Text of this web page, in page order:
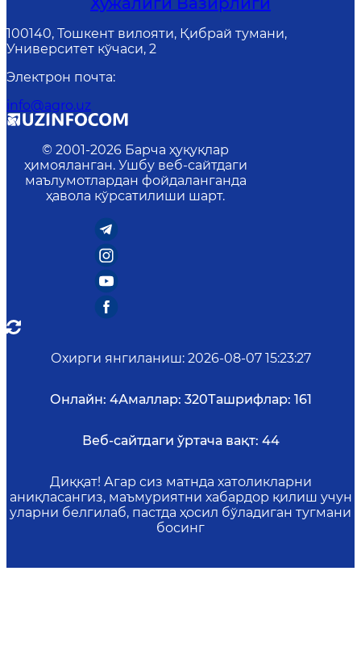
100140, Тошкент вилояти, Қибрай тумани,
Университет кўчаси, 2
Электрон почта:
info@agro.uz
© 2001-2026 Барча ҳуқуқлар
ҳимояланган. Ушбу веб-сайтдаги
маълумотлардан фойдаланганда
ҳавола кўрсатилиши шарт.
Охирги янгиланиш: 2026-08-07 15:23:27
Онлайн: 4Амаллар: 320Ташрифлар: 161
Веб-сайтдаги ўртача вақт: 44
Диққат! Агар сиз матнда хатоликларни
аниқласангиз, маъмуриятни хабардор қилиш учун
уларни белгилаб, пастда ҳосил бўладиган тугмани
босинг